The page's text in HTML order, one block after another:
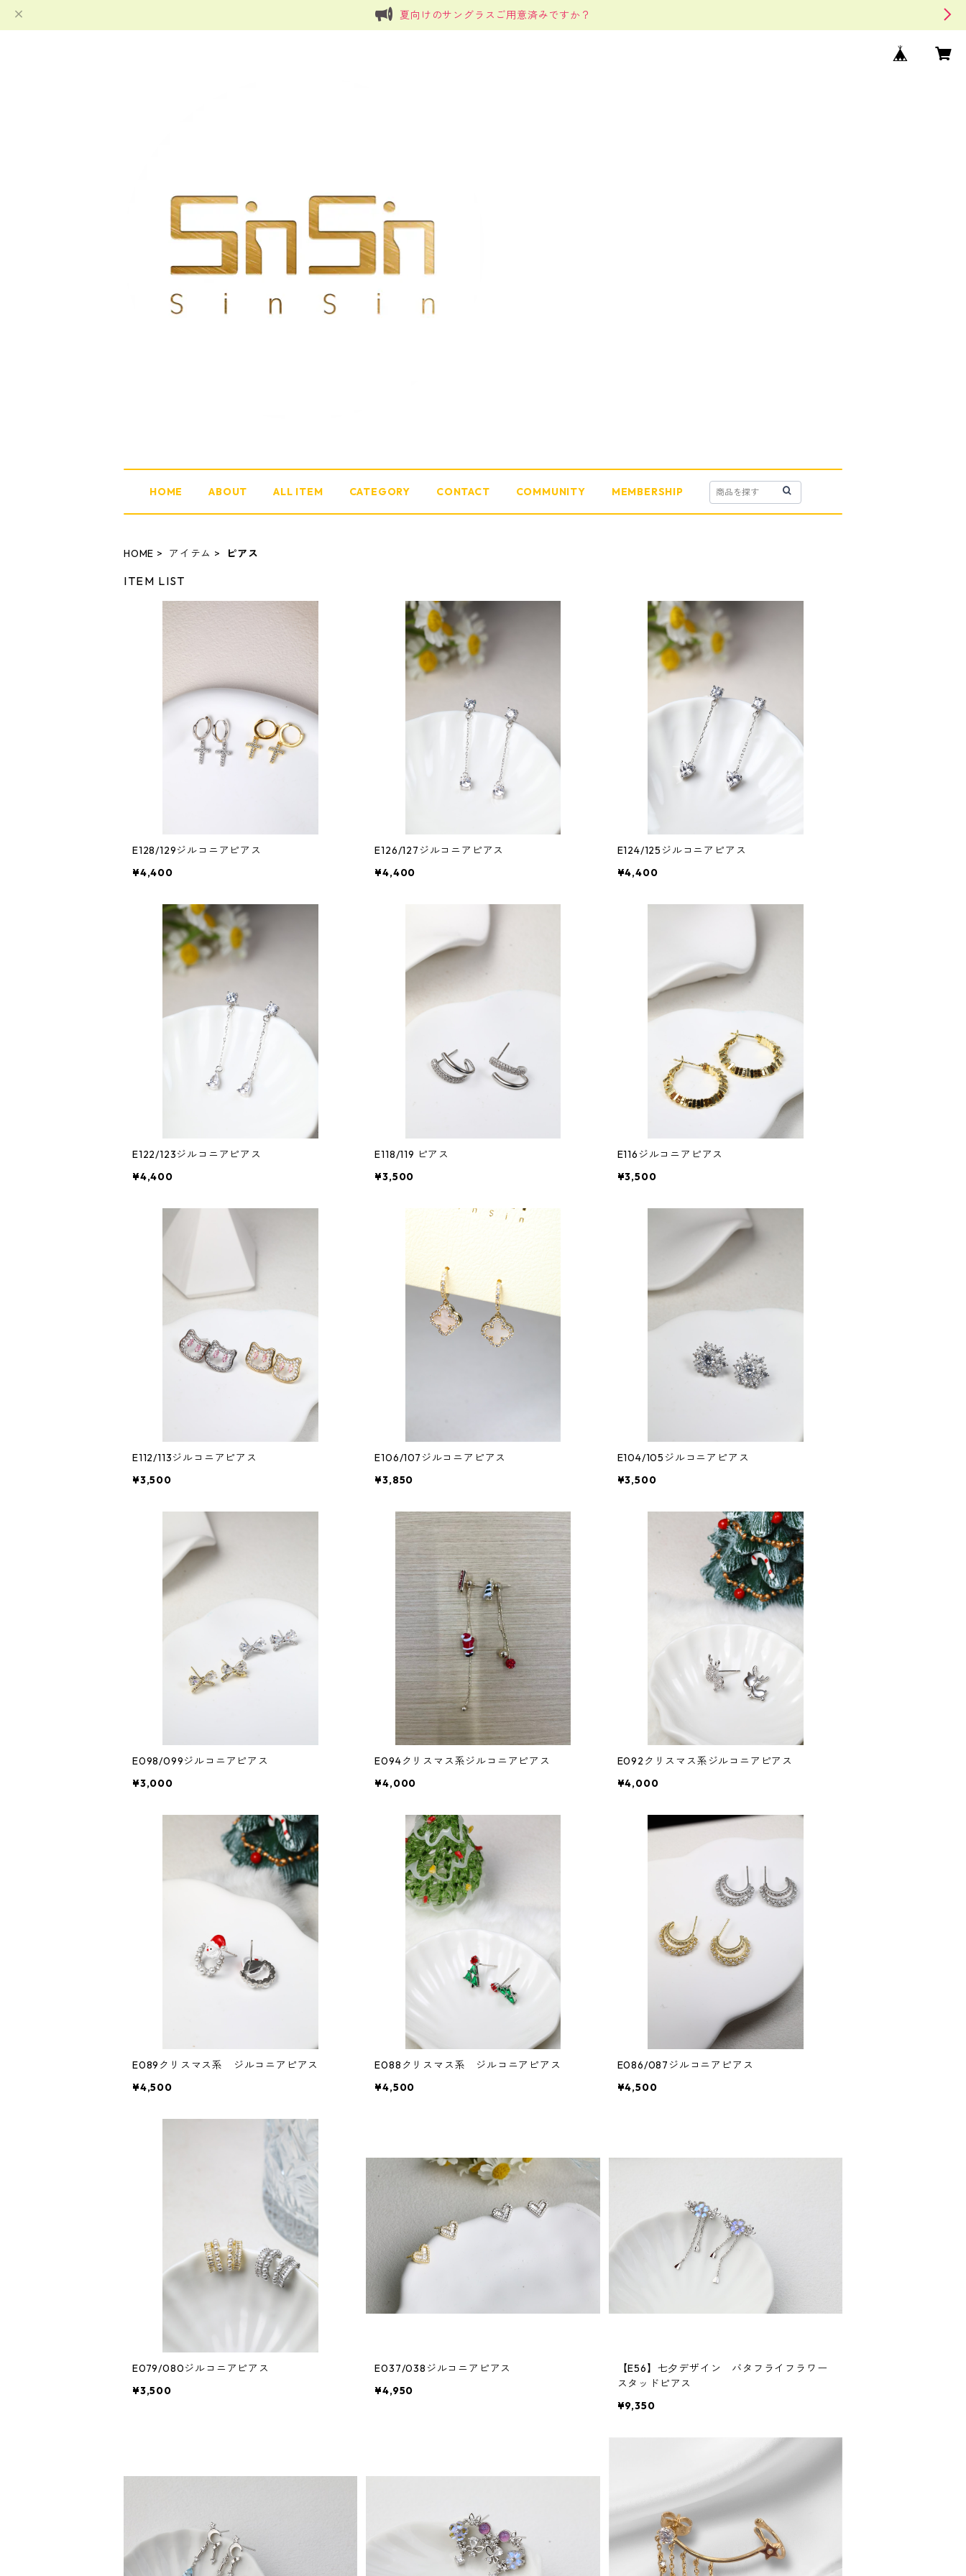
夏向けのサングラスご用意済みですか？
HOME ABOUT ALL ITEM CATEGORY CONTACT COMMUNITY MEMBERSHIP
HOME アイテム ピアス
ITEM LIST
E128/129ジルコニアピアス
¥4,400
E126/127ジルコニアピアス
¥4,400
E124/125ジルコニアピアス
¥4,400
E122/123ジルコニアピアス
¥4,400
E118/119 ピアス
¥3,500
E116ジルコニアピアス
¥3,500
E112/113ジルコニアピアス
¥3,500
E106/107ジルコニアピアス
¥3,850
E104/105ジルコニアピアス
¥3,500
E098/099ジルコニアピアス
¥3,000
E094クリスマス系ジルコニアピアス
¥4,000
E092クリスマス系ジルコニアピアス
¥4,000
E089クリスマス系 ジルコニアピアス
¥4,500
E088クリスマス系 ジルコニアピアス
¥4,500
E086/087ジルコニアピアス
¥4,500
E079/080ジルコニアピアス
¥3,500
E037/038ジルコニアピアス
¥4,950
【E56】七夕デザイン バタフライフラワー
スタッドピアス
¥9,350